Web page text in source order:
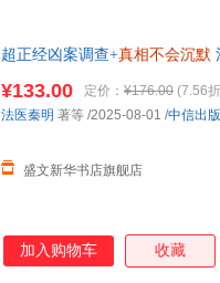
超正经凶案调查+真相不会沉默
¥133.00 定价： ¥176.00 (7.56
盛文新华书店旗舰店
法医秦明 著等 /2025-08-01 /中信出
加入购物车 收藏